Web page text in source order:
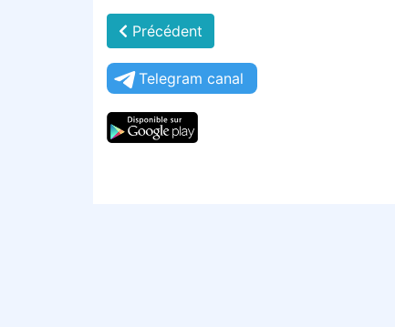
Précédent
Telegram canal